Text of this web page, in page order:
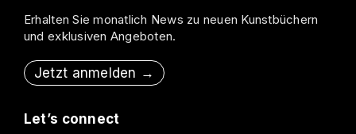
Erhalten Sie monatlich News zu neuen Kunstbüchern
und exklusiven Angeboten.
Jetzt anmelden →
Let’s connect